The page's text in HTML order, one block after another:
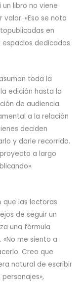
libro no viene
«Eso se nota
en
dedicados
toda la
edición hasta la
de audiencia.
a la relación
deciden
y darle recorrido.
a largo
que las lectoras
de seguir un
una fórmula
me siento a
Creo que
natural de escribir